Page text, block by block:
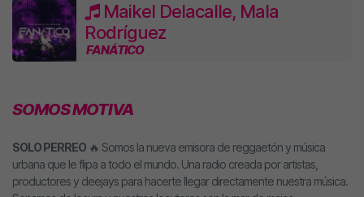
Maikel Delacalle, Mala
Rodríguez
FANÁTICO
SOMOS MOTIVA
SOLO PERREO 🔥 Somos la nueva emisora de reggaetón y música
urbana que le flipa a todo el mundo. Una radio creada por artistas,
productores y deejays para hacerte llegar directamente nuestra música.